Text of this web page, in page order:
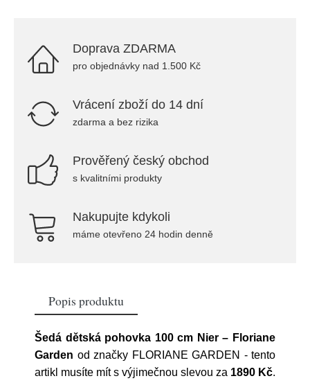
Doprava ZDARMA
pro objednávky nad 1.500 Kč
Vrácení zboží do 14 dní
zdarma a bez rizika
Prověřený český obchod
s kvalitními produkty
Nakupujte kdykoli
máme otevřeno 24 hodin denně
Popis produktu
Šedá dětská pohovka 100 cm Nier – Floriane
Garden od značky FLORIANE GARDEN - tento
artikl musíte mít s výjimečnou slevou za 1890 Kč.